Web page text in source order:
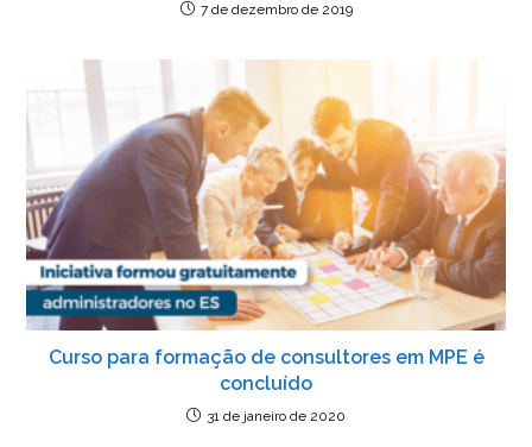
7 de dezembro de 2019
Curso para formação de consultores em MPE é
concluído
31 de janeiro de 2020